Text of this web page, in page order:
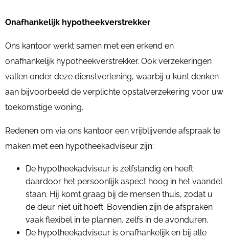
Onafhankelijk hypotheekverstrekker
Ons kantoor werkt samen met een erkend en
onafhankelijk hypotheekverstrekker. Ook verzekeringen
vallen onder deze dienstverlening, waarbij u kunt denken
aan bijvoorbeeld de verplichte opstalverzekering voor uw
toekomstige woning.
Redenen om via ons kantoor een vrijblijvende afspraak te
maken met een hypotheekadviseur zijn:
De hypotheekadviseur is zelfstandig en heeft
daardoor het persoonlijk aspect hoog in het vaandel
staan. Hij komt graag bij de mensen thuis, zodat u
de deur niet uit hoeft. Bovendien zijn de afspraken
vaak flexibel in te plannen, zelfs in de avonduren.
De hypotheekadviseur is onafhankelijk en bij alle